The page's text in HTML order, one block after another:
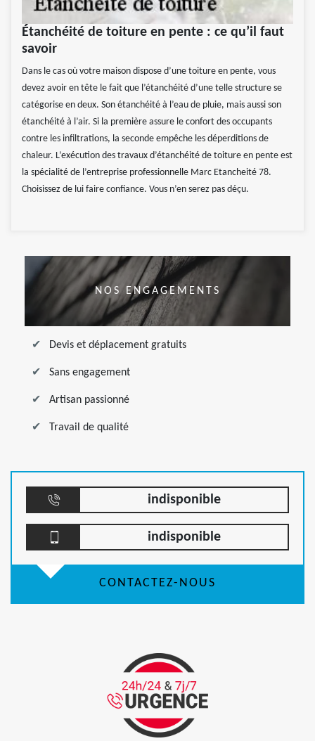
Étanchéité de toiture en pente : ce qu’il faut
savoir
Dans le cas où votre maison dispose d’une toiture en pente, vous
devez avoir en tête le fait que l’étanchéité d’une telle structure se
catégorise en deux. Son étanchéité à l’eau de pluie, mais aussi son
étanchéité à l’air. Si la première assure le confort des occupants
contre les infiltrations, la seconde empêche les déperditions de
chaleur. L’exécution des travaux d’étanchéité de toiture en pente est
la spécialité de l’entreprise professionnelle Marc Etancheité 78.
Choisissez de lui faire confiance. Vous n’en serez pas déçu.
NOS ENGAGEMENTS
Devis et déplacement gratuits
Sans engagement
Artisan passionné
Travail de qualité
indisponible
indisponible
CONTACTEZ-NOUS